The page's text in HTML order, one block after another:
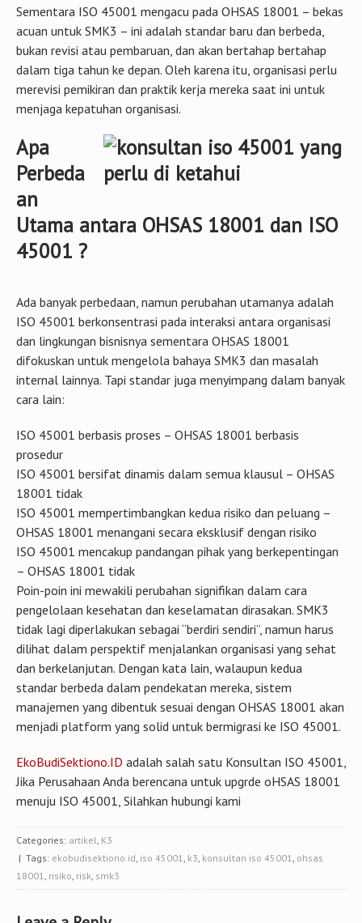
Sementara ISO 45001 mengacu pada OHSAS 18001 – bekas
acuan untuk SMK3 – ini adalah standar baru dan berbeda,
bukan revisi atau pembaruan, dan akan bertahap bertahap
dalam tiga tahun ke depan. Oleh karena itu, organisasi perlu
merevisi pemikiran dan praktik kerja mereka saat ini untuk
menjaga kepatuhan organisasi.
Apa
Perbeda
an
Utama antara OHSAS 18001 dan ISO
45001 ?
Ada banyak perbedaan, namun perubahan utamanya adalah
ISO 45001 berkonsentrasi pada interaksi antara organisasi
dan lingkungan bisnisnya sementara OHSAS 18001
difokuskan untuk mengelola bahaya SMK3 dan masalah
internal lainnya. Tapi standar juga menyimpang dalam banyak
cara lain:
ISO 45001 berbasis proses – OHSAS 18001 berbasis
prosedur
ISO 45001 bersifat dinamis dalam semua klausul – OHSAS
18001 tidak
ISO 45001 mempertimbangkan kedua risiko dan peluang –
OHSAS 18001 menangani secara eksklusif dengan risiko
ISO 45001 mencakup pandangan pihak yang berkepentingan
– OHSAS 18001 tidak
Poin-poin ini mewakili perubahan signifikan dalam cara
pengelolaan kesehatan dan keselamatan dirasakan. SMK3
tidak lagi diperlakukan sebagai “berdiri sendiri”, namun harus
dilihat dalam perspektif menjalankan organisasi yang sehat
dan berkelanjutan. Dengan kata lain, walaupun kedua
standar berbeda dalam pendekatan mereka, sistem
manajemen yang dibentuk sesuai dengan OHSAS 18001 akan
menjadi platform yang solid untuk bermigrasi ke ISO 45001.
EkoBudiSektiono.ID adalah salah satu Konsultan ISO 45001,
Jika Perusahaan Anda berencana untuk upgrde oHSAS 18001
menuju ISO 45001, Silahkan hubungi kami
Categories: artikel, K3
| Tags: ekobudisektiono.id, iso 45001, k3, konsultan iso 45001, ohsas
18001, risiko, risk, smk3